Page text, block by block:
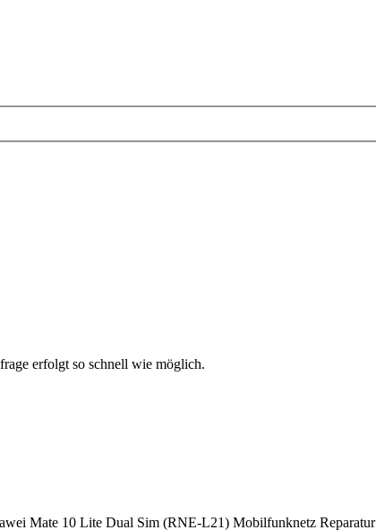
erfolgt so schnell wie möglich.
Mate 10 Lite Dual Sim (RNE-L21) Mobilfunknetz Reparatur